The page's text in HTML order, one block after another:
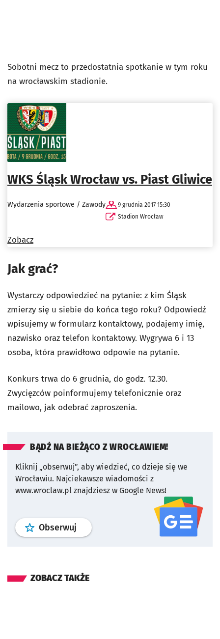
Sobotni mecz to przedostatnia spotkanie w tym roku
na wrocławskim stadionie.
WKS Śląsk Wrocław vs. Piast Gliwice
Wydarzenia sportowe / Zawody
9 grudnia 2017 15:30
Stadion Wrocław
Zobacz
Jak grać?
Wystarczy odpowiedzieć na pytanie: z kim Śląsk
zmierzy się u siebie do końca tego roku? Odpowiedź
wpisujemy w formularz kontaktowy, podajemy imię,
nazwisko oraz telefon kontaktowy. Wygrywa 6 i 13
osoba, która prawidłowo odpowie na pytanie.
Konkurs trwa do 6 grudnia, do godz. 12.30.
Zwycięzców poinformujemy telefonicznie oraz
mailowo, jak odebrać zaproszenia.
BĄDŹ NA BIEŻĄCO Z WROCŁAWIEM!
Kliknij „obserwuj”, aby wiedzieć, co dzieje się we
Wrocławiu. Najciekawsze wiadomości z
www.wroclaw.pl znajdziesz w Google News!
Obserwuj profil serwisu
ZOBACZ TAKŻE